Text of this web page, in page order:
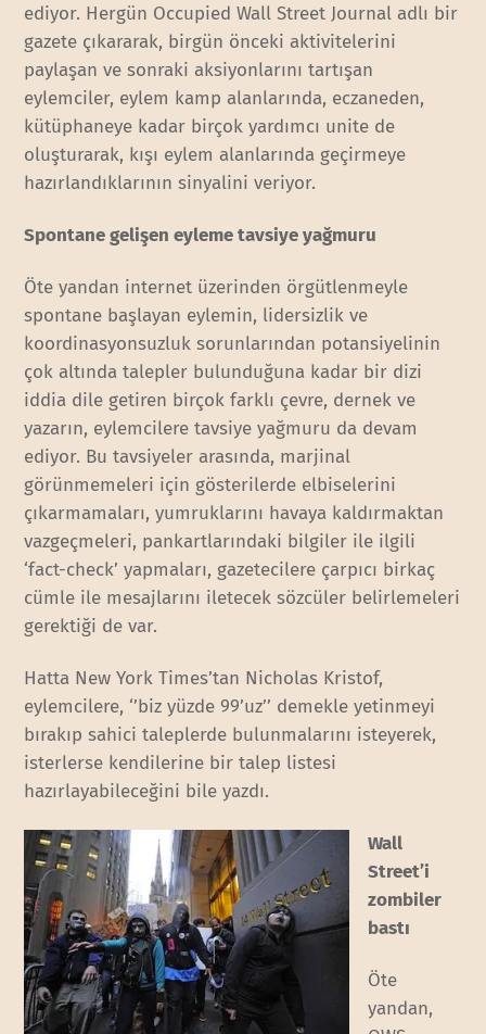
ediyor. Hergün Occupied Wall Street Journal adlı bir
gazete çıkararak, birgün önceki aktivitelerini
paylaşan ve sonraki aksiyonlarını tartışan
eylemciler, eylem kamp alanlarında, eczaneden,
kütüphaneye kadar birçok yardımcı unite de
oluşturarak, kışı eylem alanlarında geçirmeye
hazırlandıklarının sinyalini veriyor.
Spontane gelişen eyleme tavsiye yağmuru
Öte yandan internet üzerinden örgütlenmeyle
spontane başlayan eylemin, lidersizlik ve
koordinasyonsuzluk sorunlarından potansiyelinin
çok altında talepler bulunduğuna kadar bir dizi
iddia dile getiren birçok farklı çevre, dernek ve
yazarın, eylemcilere tavsiye yağmuru da devam
ediyor. Bu tavsiyeler arasında, marjinal
görünmemeleri için gösterilerde elbiselerini
çıkarmamaları, yumruklarını havaya kaldırmaktan
vazgeçmeleri, pankartlarındaki bilgiler ile ilgili
‘fact-check’ yapmaları, gazetecilere çarpıcı birkaç
cümle ile mesajlarını iletecek sözcüler belirlemeleri
gerektiği de var.
Hatta New York Times’tan Nicholas Kristof,
eylemcilere, ‘’biz yüzde 99’uz’’ demekle yetinmeyi
bırakıp sahici taleplerde bulunmalarını isteyerek,
isterlerse kendilerine bir talep listesi
hazırlayabileceğini bile yazdı.
Wall
Street’i
zombiler
bastı
Öte
yandan,